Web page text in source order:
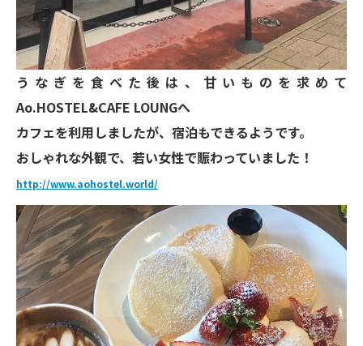
うなぎを食べた後は、甘いものを求めて
Ao.HOSTEL&CAFE LOUNGへ
カフェを利用しましたが、宿泊もできるようです。
おしゃれな外観で、若い女性で賑わっていました！
http://www.aohostel.world/